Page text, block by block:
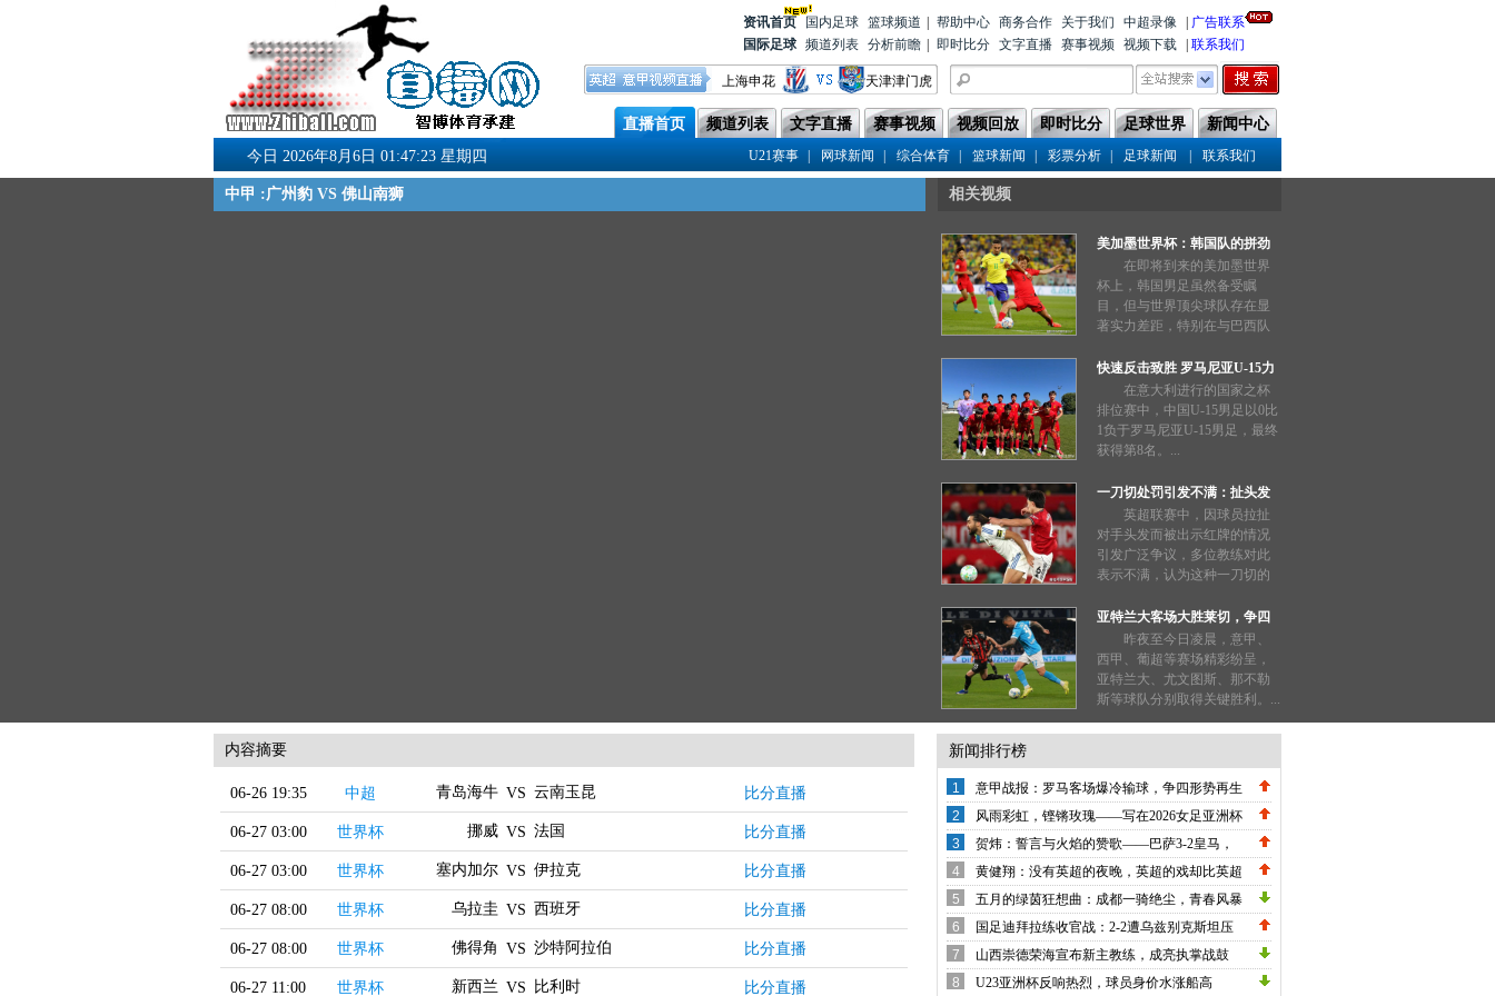
资讯首页 国内足球 篮球频道
国际足球 频道列表 分析前瞻
帮助中心 商务合作 关于我们 中超录像
广告联系
即时比分 文字直播 赛事视频 视频下载 联系我们
上海申花
天津津门虎
重庆铜梁龙
浙江队
云南玉昆
上海海港
直播首页 频道列表 文字直播 赛事视频 视频回放 即时比分 足球世界 新闻中心
U21赛事 | 网球新闻 | 综合体育 | 篮球新闻 | 彩票分析 | 足球新闻 | 联系我们
今日 2026年8月6日 01:47:24 星期四
中甲 :广州豹 VS 佛山南狮 相关视频
美加墨世界杯：韩国队的拼劲
能否奏效？
在即将到来的美加墨世界
杯上，韩国男足虽然备受瞩
目，但与世界顶尖球队存在显
著实力差距，特别在与巴西队
预期。...
快速反击致胜 罗马尼亚U-15力
压中国队
在意大利进行的国家之杯
排位赛中，中国U-15男足以0比
1负于罗马尼亚U-15男足，最终
获得第8名。...
一刀切处罚引发不满：扯头发
也能被禁赛三场？
英超联赛中，因球员拉扯
对手头发而被出示红牌的情况
引发广泛争议，多位教练对此
表示不满，认为这种一刀切的
亚特兰大客场大胜莱切，争四
形势明朗昨夜至今日凌晨，意甲、
西甲、葡超等赛场精彩纷呈，
亚特兰大、尤文图斯、那不勒
斯等球队分别取得关键胜利。...
内容摘要
06-26 19:35 中超 青岛海牛 VS 云南玉昆 比分直播
06-27 03:00 世界杯 挪威 VS 法国 比分直播
06-27 03:00 世界杯 塞内加尔 VS 伊拉克 比分直播
06-27 08:00 世界杯 乌拉圭 VS 西班牙 比分直播
06-27 08:00 世界杯 佛得角 VS 沙特阿拉伯 比分直播
06-27 11:00 世界杯 新西兰 VS 比利时 比分直播
新闻排行榜
1
意甲战报：罗马客场爆冷输球，争四形势再生
变数，劳塔罗刷新纪录国米高歌猛进！
2
风雨彩虹，铿锵玫瑰——写在2026女足亚洲杯
备战关键节点的深情礼赞
3
贺炜：誓言与火焰的赞歌——巴萨3-2皇马，
西甲冠军悬念在五月重生
4
黄健翔：没有英超的夜晚，英超的戏却比英超
还英超！
5
五月的绿茵狂想曲：成都一骑绝尘，青春风暴
席卷中超
6
国足迪拜拉练收官战：2-2遭乌兹别克斯坦压
哨绝平，邵佳一执教初现战术雏形
7
山西崇德荣海宣布新主教练，成亮执掌战鼓
8
U23亚洲杯反响热烈，球员身价水涨船高